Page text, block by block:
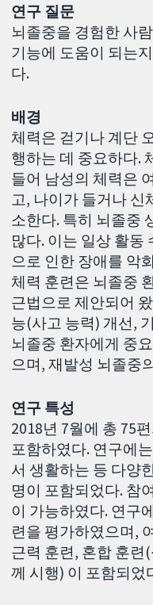
연구 질문
뇌졸중을 경험한 사
기능에 도움이 되는
다.
배경
체력은 걷기나 계단
행하는 데 중요하다.
들어 남성의 체력은
고, 나이가 들거나
소한다. 특히 뇌졸중
많다. 이는 일상 활동
으로 인한 장애를 악
체력 훈련은 뇌졸중
근법으로 제안되어
능(사고 능력) 개선,
뇌졸중 환자에게 중
으며, 재발성 뇌졸중
연구 특성
2018년 7월에 총 75
포함하였다. 연구에
서 생활하는 등 다양
명이 포함되었다. 참
이 가능하였다. 연구
련을 평가하였으며,
근력 훈련, 혼합 훈련
께 시행) 이 포함되었